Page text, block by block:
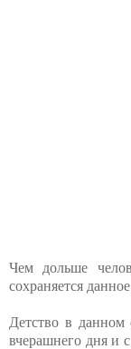
Чем дольше
сохраняется
Детство в данном
вчерашнего дня и